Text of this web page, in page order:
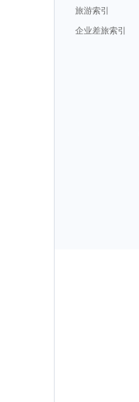
旅游索引
企业差旅索引